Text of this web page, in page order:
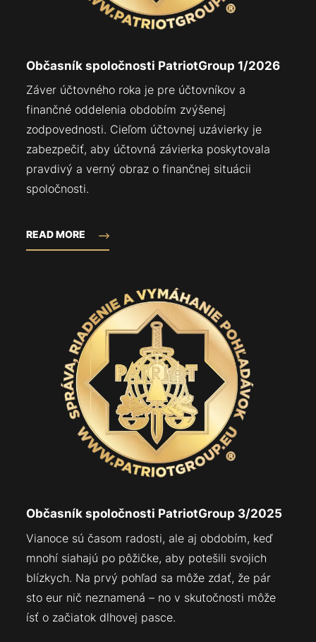
Občasník spoločnosti PatriotGroup 1/2026
Záver účtovného roka je pre účtovníkov a
finančné oddelenia obdobím zvýšenej
zodpovednosti. Cieľom účtovnej uzávierky je
zabezpečiť, aby účtovná závierka poskytovala
pravdivý a verný obraz o finančnej situácii
spoločnosti.
READ MORE
Občasník spoločnosti PatriotGroup 3/2025
Vianoce sú časom radosti, ale aj obdobím, keď
mnohí siahajú po pôžičke, aby potešili svojich
blízkych. Na prvý pohľad sa môže zdať, že pár
sto eur nič neznamená – no v skutočnosti môže
ísť o začiatok dlhovej pasce.